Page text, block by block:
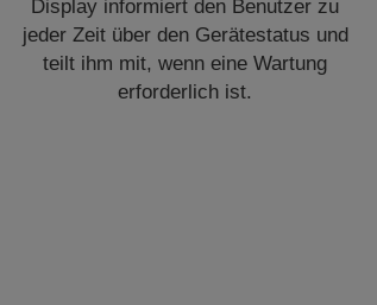
Display informiert den Benutzer zu
jeder Zeit über den Gerätestatus und
teilt ihm mit, wenn eine Wartung
erforderlich ist.